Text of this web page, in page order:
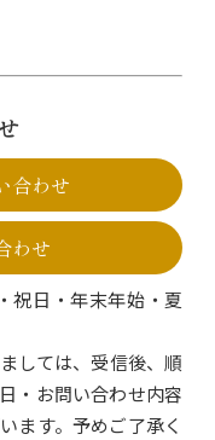
合わせ
わせ
祝日・年末年始・夏
しては、受信後、順
・お問い合わせ内容
ます。予めご了承く